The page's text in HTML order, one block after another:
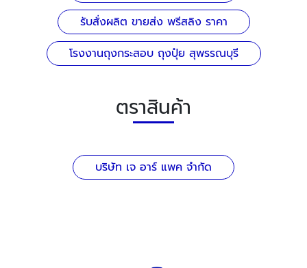
รับสั่งผลิต ขายส่ง พรีสลิง ราคา
โรงงานถุงกระสอบ ถุงปุ๋ย สุพรรณบุรี
ตราสินค้า
บริษัท เจ อาร์ แพค จำกัด